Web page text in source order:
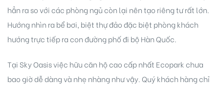
hẳn ra so với các phòng ngủ còn lại nên tạo riêng tư rất lớn.
Hướng nhìn ra bể bơi, biệt thự đảo đặc biệt phòng khách
hướng trực tiếp ra con đường phố đi bộ Hàn Quốc.
Tại Sky Oasis việc hữu căn hộ cao cấp nhất Ecopark chưa
bao giờ dễ dàng và nhẹ nhàng như vậy. Quý khách hàng chỉ